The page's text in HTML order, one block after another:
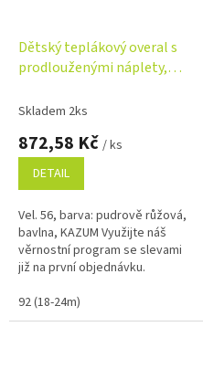
Dětský teplákový overal s
prodlouženými náplety,
Skladem 2ks
872,58 Kč / ks
DETAIL
Vel. 56, barva: pudrově růžová,
bavlna, KAZUM Využijte náš
věrnostní program se slevami
již na první objednávku.
92 (18-24m)